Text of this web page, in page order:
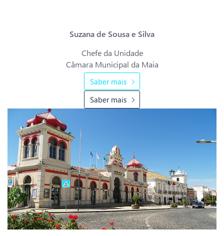
Suzana de Sousa e Silva
Chefe da Unidade
Câmara Municipal da Maia
Saber mais
Saber mais